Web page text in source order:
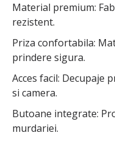
Material premium:
rezistent.
Priza confortabila:
prindere sigura.
Acces facil: Decupaje
si camera.
Butoane integrate:
murdariei.